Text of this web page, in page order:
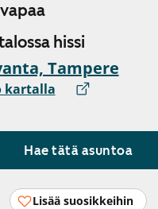
hissi
Tampere
kartalla
Hae tätä asuntoa
Lisää suosikkeihin